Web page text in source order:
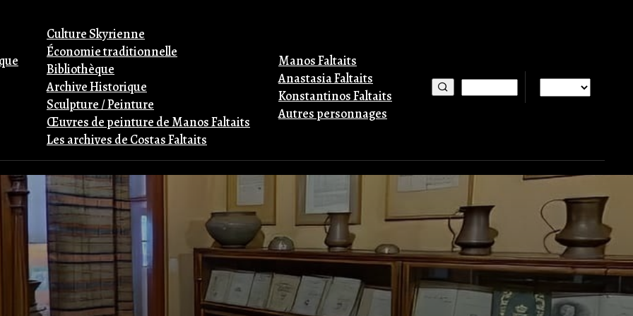
Culture Skyrienne
Économie traditionnelle
Bibliothèque
Archive Historique
Sculpture / Peinture
Œuvres de peinture de Manos Faltaits
Les archives de Costas Faltaits
Manos Faltaits
Anastasia Faltaits
Konstantinos Faltaits
Autres personnages